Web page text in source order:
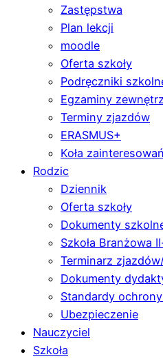
Zastępstwa
Plan lekcji
moodle
Oferta szkoły
Podręczniki
Egzaminy
Terminy zjazdów
ERASMUS+
Koła zainteresowań
Rodzic
Dziennik
Oferta szkoły
Dokumenty
Szkoła Branżowa
Terminarz
Dokumenty
Standardy
Ubezpieczenie
Nauczyciel
Szkoła